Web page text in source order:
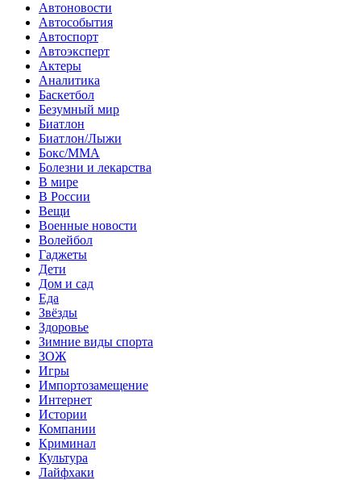
Автоновости
Автособытия
Автоспорт
Автоэксперт
Актеры
Аналитика
Баскетбол
Безумный мир
Биатлон
Биатлон/Лыжи
Бокс/MMA
Болезни и лекарства
В мире
В России
Вещи
Военные новости
Волейбол
Гаджеты
Дети
Дом и сад
Еда
Звёзды
Здоровье
Зимние виды спорта
ЗОЖ
Игры
Импортозамещение
Интернет
Истории
Компании
Криминал
Культура
Лайфхаки